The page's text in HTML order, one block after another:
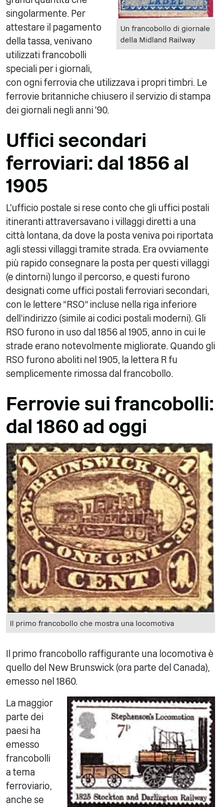
Un francobollo di giornale
della Midland Railway
singolarmente. Per
attestare il pagamento
della tassa, venivano
utilizzati francobolli
speciali per i giornali,
con ogni ferrovia che utilizzava i propri timbri. Le
ferrovie britanniche chiusero il servizio di stampa
dei giornali negli anni '90.
Uffici secondari
ferroviari: dal 1856 al
1905
L'ufficio postale si rese conto che gli uffici postali
itineranti attraversavano i villaggi diretti a una
città lontana, da dove la posta veniva poi riportata
agli stessi villaggi tramite strada. Era ovviamente
più rapido consegnare la posta per questi villaggi
(e dintorni) lungo il percorso, e questi furono
designati come uffici postali ferroviari secondari,
con le lettere "RSO" incluse nella riga inferiore
dell'indirizzo (simile ai codici postali moderni). Gli
RSO furono in uso dal 1856 al 1905, anno in cui le
strade erano notevolmente migliorate. Quando gli
RSO furono aboliti nel 1905, la lettera R fu
semplicemente rimossa dal francobollo.
Ferrovie sui francobolli:
dal 1860 ad oggi
Il primo francobollo che mostra una locomotiva
Il primo francobollo raffigurante una locomotiva è
quello del New Brunswick (ora parte del Canada),
emesso nel 1860.
La maggior
parte dei
paesi ha
emesso
francobolli
a tema
ferroviario,
anche se